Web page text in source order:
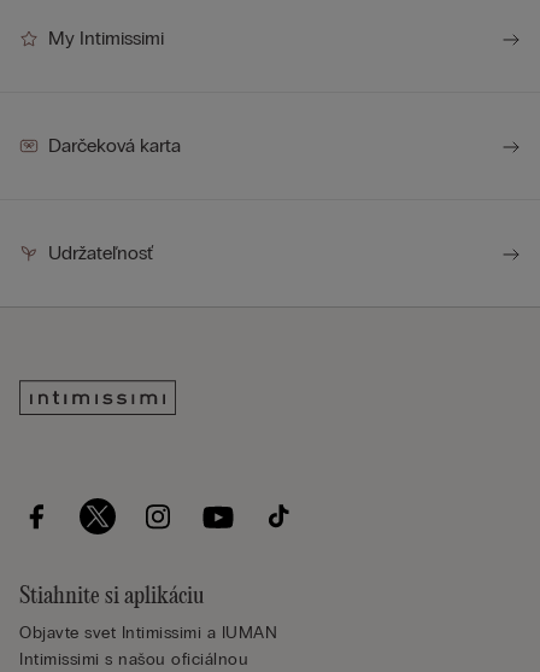
My Intimissimi
Darčeková karta
Udržateľnosť
Stiahnite si aplikáciu
Objavte svet Intimissimi a IUMAN
Intimissimi s našou oficiálnou